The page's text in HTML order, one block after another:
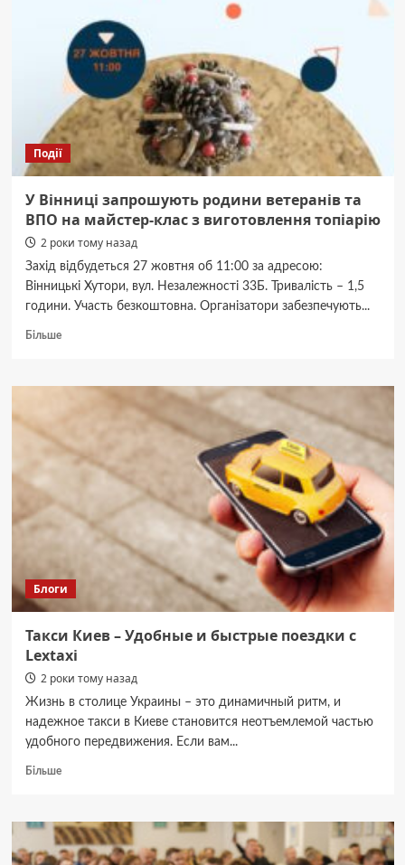
які
працюватимуть
кімнатах
допомоги
постраждалим
від
домашнього
насильства
Події
У Вінниці запрошують родини ветеранів та
ВПО на майстер-клас з виготовлення топіарію
2 роки тому назад
Захід відбудеться 27 жовтня об 11:00 за адресою:
Вінницькі Хутори, вул. Незалежності 33Б. Тривалість – 1,5
години. Участь безкоштовна. Організатори забезпечують...
БільшеДокладніше
Вінниці
ветеранів
та
клас
Блоги
Такси Киев – Удобные и быстрые поездки с
Lextaxi
2 роки тому назад
Жизнь в столице Украины – это динамичный ритм, и
надежное такси в Киеве становится неотъемлемой частью
удобного передвижения. Если вам...
БільшеДокладніше
Киев
–
Удобные